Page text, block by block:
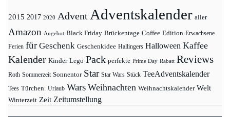
2015 2017 2020 Advent Adventskalender aller
Amazon Angebot Black Friday Brückentage Coffee Edition Erwachsene
Ferien für Geschenk Geschenkidee Hallingers Halloween Kaffee
Kalender Kinder Lego Pack perfekte Prime Day Rabatt Reviews
Roth Sommerzeit Sonnentor Star Star Wars Stück TeeAdventskalender
Tees Türchen. Urlaub Wars Weihnachten Weihnachtskalender Welt
Winterzeit Zeit Zeitumstellung